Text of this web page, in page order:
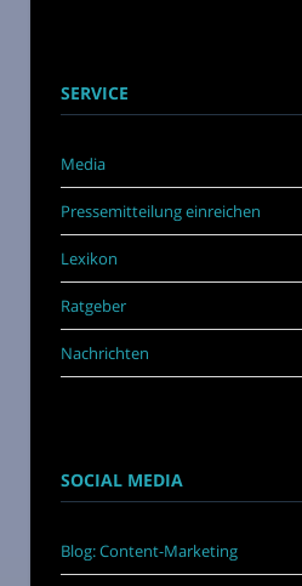
SERVICE
Media
Pressemitteilung einreichen
Lexikon
Ratgeber
Nachrichten
SOCIAL MEDIA
Blog: Content-Marketing